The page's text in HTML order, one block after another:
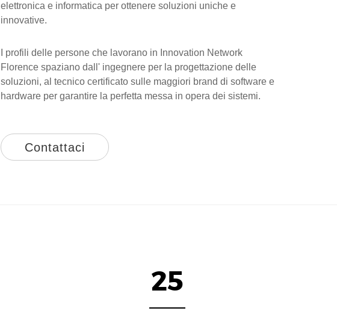
elettronica e informatica per ottenere soluzioni uniche e
innovative.
I profili delle persone che lavorano in Innovation Network
Florence spaziano dall' ingegnere per la progettazione delle
soluzioni, al tecnico certificato sulle maggiori brand di software e
hardware per garantire la perfetta messa in opera dei sistemi.
Contattaci
25